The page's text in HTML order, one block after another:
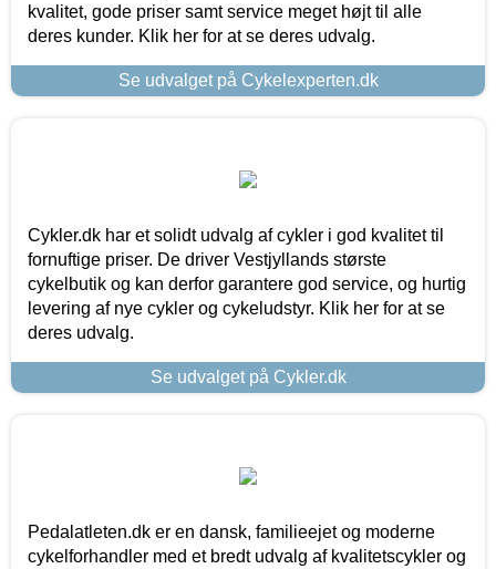
kvalitet, gode priser samt service meget højt til alle
deres kunder. Klik her for at se deres udvalg.
Se udvalget på Cykelexperten.dk
Cykler.dk har et solidt udvalg af cykler i god kvalitet til
fornuftige priser. De driver Vestjyllands største
cykelbutik og kan derfor garantere god service, og hurtig
levering af nye cykler og cykeludstyr. Klik her for at se
deres udvalg.
Se udvalget på Cykler.dk
Pedalatleten.dk er en dansk, familieejet og moderne
cykelforhandler med et bredt udvalg af kvalitetscykler og